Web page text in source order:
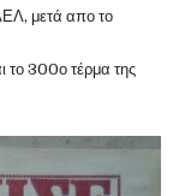
μετά απο το
το 300ο τέρμα της